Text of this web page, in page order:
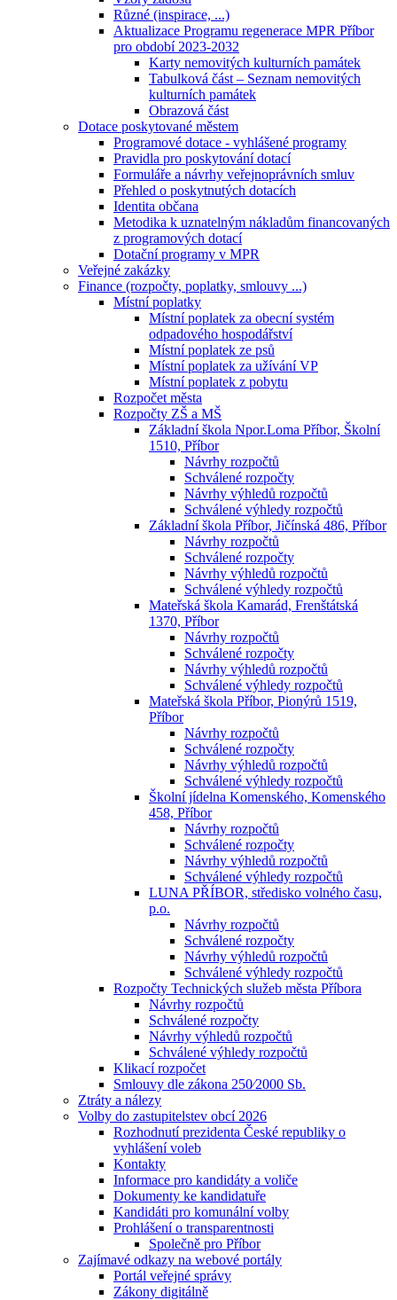
Různé (inspirace, ...)
Aktualizace Programu regenerace MPR Příbor
pro období 2023-2032
Karty nemovitých kulturních památek
Tabulková část – Seznam nemovitých
kulturních památek
Obrazová část
Dotace poskytované městem
Programové dotace - vyhlášené programy
Pravidla pro poskytování dotací
Formuláře a návrhy veřejnoprávních smluv
Přehled o poskytnutých dotacích
Identita občana
Metodika k uznatelným nákladům financovaných
z programových dotací
Dotační programy v MPR
Veřejné zakázky
Finance (rozpočty, poplatky, smlouvy ...)
Místní poplatky
Místní poplatek za obecní systém
odpadového hospodářství
Místní poplatek ze psů
Místní poplatek za užívání VP
Místní poplatek z pobytu
Rozpočet města
Rozpočty ZŠ a MŠ
Základní škola Npor.Loma Příbor, Školní
1510, Příbor
Návrhy rozpočtů
Schválené rozpočty
Návrhy výhledů rozpočtů
Schválené výhledy rozpočtů
Základní škola Příbor, Jičínská 486, Příbor
Návrhy rozpočtů
Schválené rozpočty
Návrhy výhledů rozpočtů
Schválené výhledy rozpočtů
Mateřská škola Kamarád, Frenštátská
1370, Příbor
Návrhy rozpočtů
Schválené rozpočty
Návrhy výhledů rozpočtů
Schválené výhledy rozpočtů
Mateřská škola Příbor, Pionýrů 1519,
Příbor
Návrhy rozpočtů
Schválené rozpočty
Návrhy výhledů rozpočtů
Schválené výhledy rozpočtů
Školní jídelna Komenského, Komenského
458, Příbor
Návrhy rozpočtů
Schválené rozpočty
Návrhy výhledů rozpočtů
Schválené výhledy rozpočtů
LUNA PŘÍBOR, středisko volného času,
p.o.
Návrhy rozpočtů
Schválené rozpočty
Návrhy výhledů rozpočtů
Schválené výhledy rozpočtů
Rozpočty Technických služeb města Příbora
Návrhy rozpočtů
Schválené rozpočty
Návrhy výhledů rozpočtů
Schválené výhledy rozpočtů
Klikací rozpočet
Smlouvy dle zákona 250⁄2000 Sb.
Ztráty a nálezy
Volby do zastupitelstev obcí 2026
Rozhodnutí prezidenta České republiky o
vyhlášení voleb
Kontakty
Informace pro kandidáty a voliče
Dokumenty ke kandidatuře
Kandidáti pro komunální volby
Prohlášení o transparentnosti
Společně pro Příbor
Zajímavé odkazy na webové portály
Portál veřejné správy
Zákony digitálně